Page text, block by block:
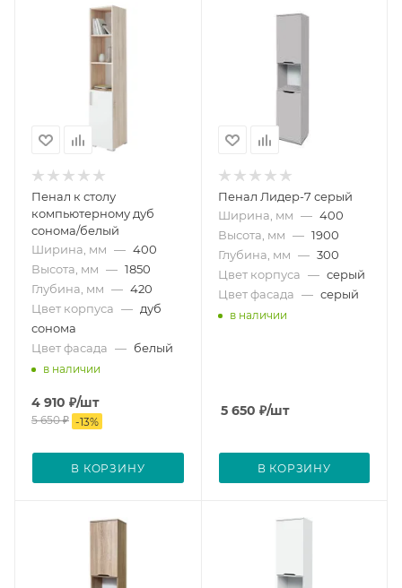
Пенал к столу
компьютерному дуб
сонома/белый
Ширина, мм — 400
Высота, мм — 1850
Глубина, мм — 420
Цвет корпуса — дуб
сонома
Цвет фасада — белый
в наличии
4 910 ₽/шт
5 650₽ -13%
В КОРЗИНУ
Пенал Лидер-7 серый
Ширина, мм — 400
Высота, мм — 1900
Глубина, мм — 300
Цвет корпуса — серый
Цвет фасада — серый
в наличии
5 650 ₽/шт
В КОРЗИНУ